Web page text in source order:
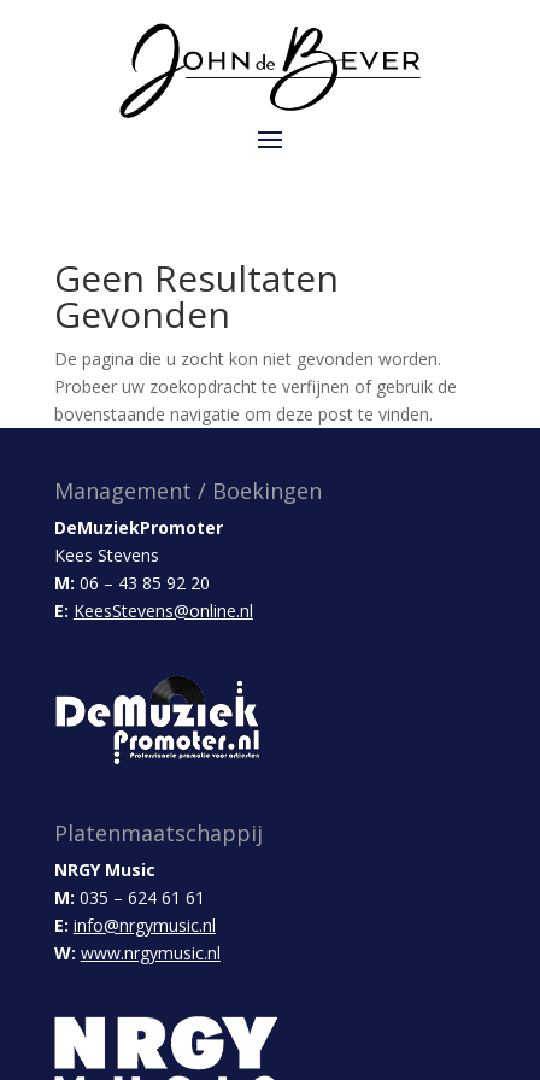
Geen Resultaten
Gevonden
De pagina die u zocht kon niet gevonden worden.
Probeer uw zoekopdracht te verfijnen of gebruik de
bovenstaande navigatie om deze post te vinden.
Management / Boekingen
DeMuziekPromoter
Kees Stevens
M: 06 – 43 85 92 20
E: KeesStevens@online.nl
Platenmaatschappij
NRGY Music
M: 035 – 624 61 61
E: info@nrgymusic.nl
W: www.nrgymusic.nl